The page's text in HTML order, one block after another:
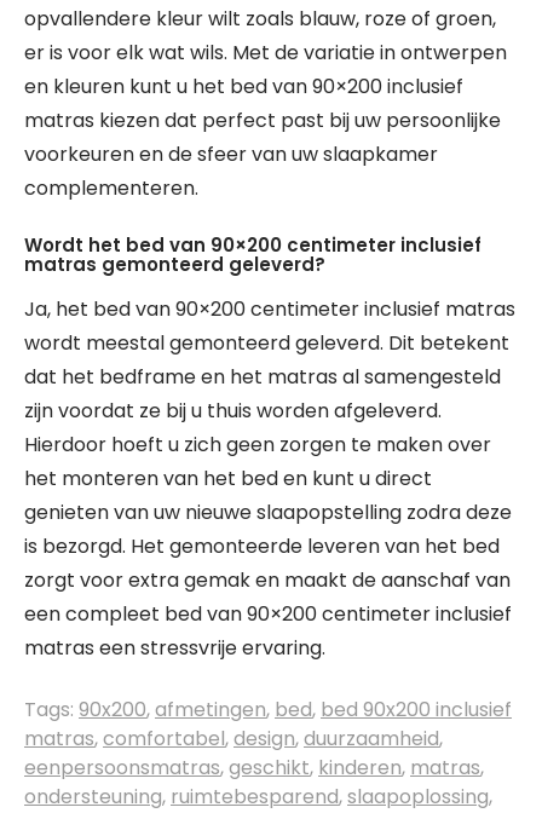
opvallendere kleur wilt zoals blauw, roze of groen,
er is voor elk wat wils. Met de variatie in ontwerpen
en kleuren kunt u het bed van 90×200 inclusief
matras kiezen dat perfect past bij uw persoonlijke
voorkeuren en de sfeer van uw slaapkamer
complementeren.
Wordt het bed van 90×200 centimeter inclusief
matras gemonteerd geleverd?
Ja, het bed van 90×200 centimeter inclusief matras
wordt meestal gemonteerd geleverd. Dit betekent
dat het bedframe en het matras al samengesteld
zijn voordat ze bij u thuis worden afgeleverd.
Hierdoor hoeft u zich geen zorgen te maken over
het monteren van het bed en kunt u direct
genieten van uw nieuwe slaapopstelling zodra deze
is bezorgd. Het gemonteerde leveren van het bed
zorgt voor extra gemak en maakt de aanschaf van
een compleet bed van 90×200 centimeter inclusief
matras een stressvrije ervaring.
Tags: 90x200,afmetingen, bed, bed 90x200 inclusief
matras,comfortabel,design,duurzaamheid,
eenpersoonsmatras,geschikt, kinderen, matras,
ondersteuning, ruimtebesparend,slaapoplossing,